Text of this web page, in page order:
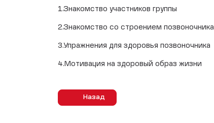
1.Знакомство участников группы
2.Знакомство со строением позвоночника
3.Упражнения для здоровья позвоночника
4.Мотивация на здоровый образ жизни
Назад